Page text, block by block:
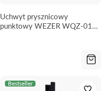
Uchwyt prysznicowy
punktowy WEZER WQZ-015-
Bestseller